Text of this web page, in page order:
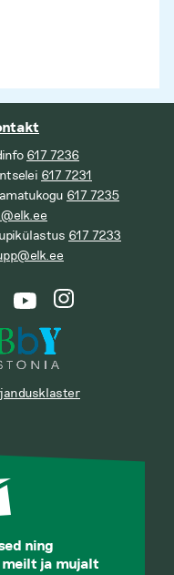
617 7236
617 7231
617 7235
617 7233
ning
meilt ja mujalt